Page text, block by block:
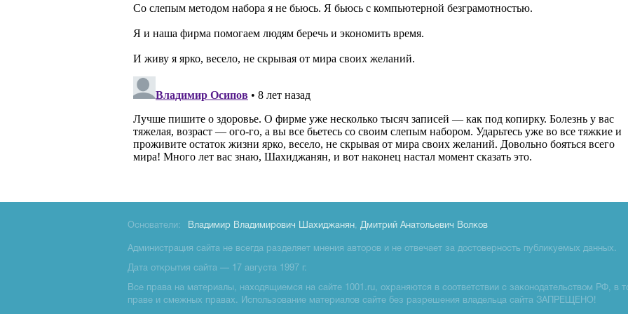
Основатели: Владимир Владимирович Шахиджанян, Дмитрий Анатольевич Волков
Администрация сайта не всегда разделяет мнения авторов и не отвечает за достоверность публикуемых данных.
Дата открытия сайта — 17 августа 1997 г.
Все права на материалы, находящиемся на сайте 1001.ru, охраняются в соответствии с законодательством РФ, в
праве и смежных правах. Использование материалов сайте без разрешения владельца сайта ЗАПРЕЩЕНО!